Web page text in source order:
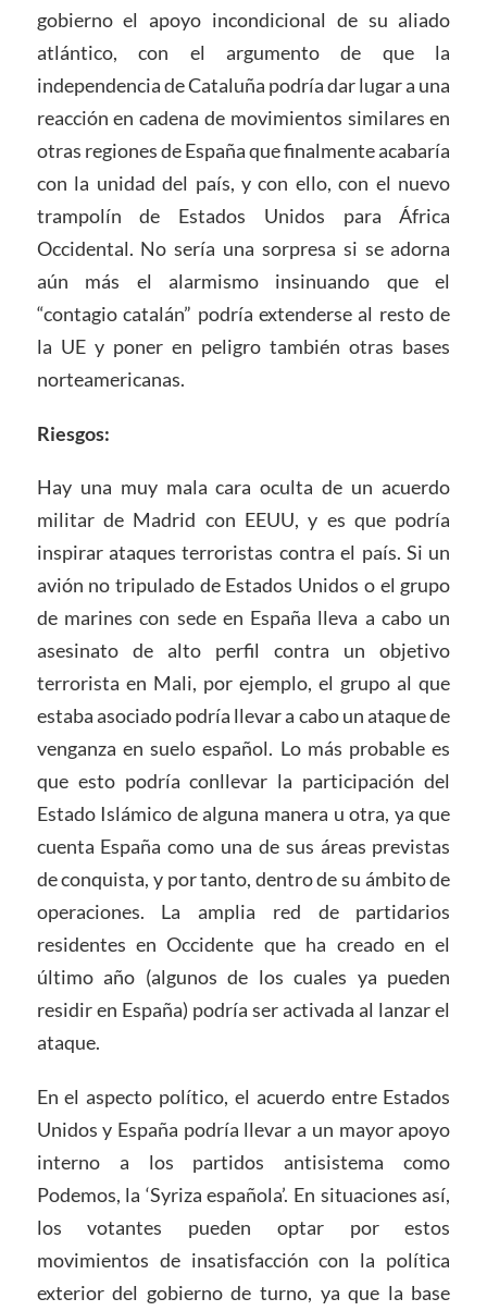
gobierno el apoyo incondicional de su aliado
atlántico, con el argumento de que la
independencia de Cataluña podría dar lugar a una
reacción en cadena de movimientos similares en
otras regiones de España que finalmente acabaría
con la unidad del país, y con ello, con el nuevo
trampolín de Estados Unidos para África
Occidental. No sería una sorpresa si se adorna
aún más el alarmismo insinuando que el
“contagio catalán” podría extenderse al resto de
la UE y poner en peligro también otras bases
norteamericanas.
Riesgos:
Hay una muy mala cara oculta de un acuerdo
militar de Madrid con EEUU, y es que podría
inspirar ataques terroristas contra el país. Si un
avión no tripulado de Estados Unidos o el grupo
de marines con sede en España lleva a cabo un
asesinato de alto perfil contra un objetivo
terrorista en Mali, por ejemplo, el grupo al que
estaba asociado podría llevar a cabo un ataque de
venganza en suelo español. Lo más probable es
que esto podría conllevar la participación del
Estado Islámico de alguna manera u otra, ya que
cuenta España como una de sus áreas previstas
de conquista, y por tanto, dentro de su ámbito de
operaciones. La amplia red de partidarios
residentes en Occidente que ha creado en el
último año (algunos de los cuales ya pueden
residir en España) podría ser activada al lanzar el
ataque.
En el aspecto político, el acuerdo entre Estados
Unidos y España podría llevar a un mayor apoyo
interno a los partidos antisistema como
Podemos, la ‘Syriza española’. En situaciones así,
los votantes pueden optar por estos
movimientos de insatisfacción con la política
exterior del gobierno de turno, ya que la base